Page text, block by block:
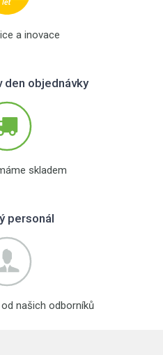
a inovace
den objednávky
skladem
personál
našich odborníků